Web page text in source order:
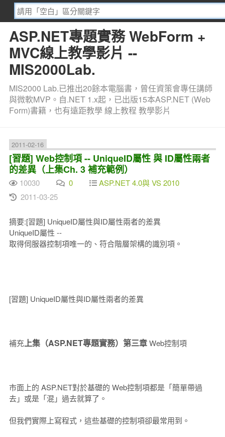
ASP.NET專題實務 WebForm +
MVC線上教學影片 --
MIS2000Lab.
MIS2000 Lab.已推出20餘本電腦書，曾任資策會專任講師
與微軟MVP。自.NET 1.x起，已出版15本ASP.NET (Web
Form)書籍，也有遠距教學 線上教程 教學影片
2011-02-16
[習題] Web控制項 -- UniqueID屬性 與 ID屬性兩者
的差異（上集Ch. 3 補充範例）
10030 0
ASP.NET 4.0與 VS 2010
2011-03-25
摘要:[習題] UniqueID屬性與ID屬性兩者的差異
UniqueID屬性 --
取得伺服器控制項唯一的、符合階層架構的識別項。
[習題] UniqueID屬性與ID屬性兩者的差異
補充上集（ASP.NET專題實務）第三章Web控制項
市面上的 ASP.NET對於基礎的 Web控制項都是「簡單帶過
去」或是「混」過去就算了。
但我們實際上寫程式，這些基礎的控制項卻最常用到。